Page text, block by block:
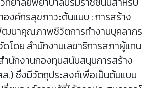
งค์กรสุขภาวะต้นแบบ : การสร้าง
นาคุณภาพชีวิตการทำงานบุคลากร
โดย สำนักงานเลขาธิการสภาผู้แทน
ำนักงานกองทุนสนับสนุนการสร้าง
.) ซึ่งมีวัตถุประสงค์เพื่อเป็นต้นแบบ